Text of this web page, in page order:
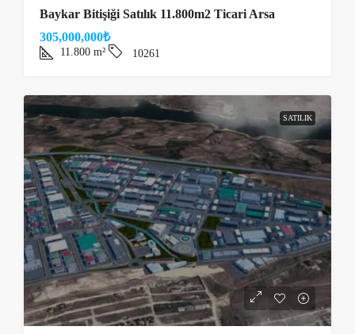
Baykar Bitişiği Satılık 11.800m2 Ticari Arsa
305,000,000₺
11.800 m² 10261
SATILIK